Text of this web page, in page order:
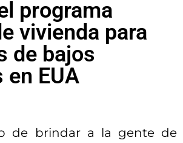
programa
vivienda para
de bajos
EUA
de brindar a la gente de